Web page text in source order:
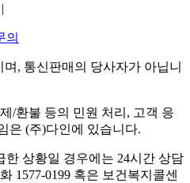
의
, 통신판매의 당사자가 아닙니
/환불 등의 민원 처리, 고객 응
은 (주)다인에 있습니다.
한 상황일 경우에는 24시간 상담
1577-0199 혹은 보건복지콜센